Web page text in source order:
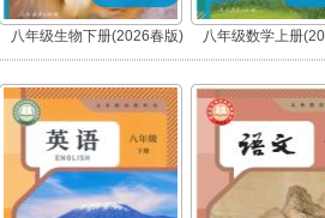
八年级生物下册(2026春版) 八年级数学上册